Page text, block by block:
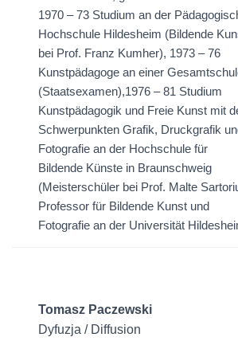
1970 – 73 Studium an der
Hochschule Hildesheim (Bildende
bei Prof. Franz Kumher), 1973 – 76
Kunstpädagoge an einer
(Staatsexamen),1976 – 81 Studium
Kunstpädagogik und Freie Kunst mit
Schwerpunkten Grafik, Druckgrafik
Fotografie an der Hochschule für
Bildende Künste in Braunschweig
(Meisterschüler bei Prof. Malte
Professor für Bildende Kunst und
Fotografie an der Universität
Tomasz Paczewski
Dyfuzja / Diffusion